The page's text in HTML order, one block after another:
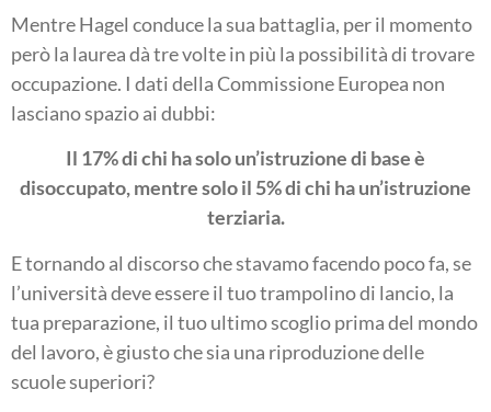
Mentre Hagel conduce la sua battaglia, per il momento
però la laurea dà tre volte in più la possibilità di trovare
occupazione. I dati della Commissione Europea non
lasciano spazio ai dubbi:
Il 17% di chi ha solo un’istruzione di base è
disoccupato, mentre solo il 5% di chi ha un’istruzione
terziaria.
E tornando al discorso che stavamo facendo poco fa, se
l’università deve essere il tuo trampolino di lancio, la
tua preparazione, il tuo ultimo scoglio prima del mondo
del lavoro, è giusto che sia una riproduzione delle
scuole superiori?